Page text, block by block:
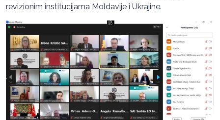
revizionim institucijama Moldavije i Ukrajine.